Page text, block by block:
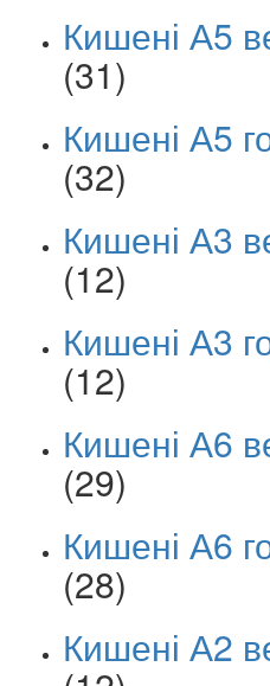
Кишені А5
(31)
Кишені А5
(32)
Кишені А3
(12)
Кишені А3
(12)
Кишені А6
(29)
Кишені А6
(28)
Кишені А2